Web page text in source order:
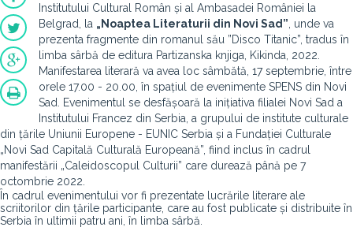
Institutului Cultural Român și al Ambasadei României la
Belgrad, la „Noaptea Literaturii din Novi Sad” , unde va
prezenta fragmente din romanul său ”Disco Titanic”, tradus în
limba sârbă de editura Partizanska knjiga, Kikinda, 2022.
Manifestarea literară va avea loc sâmbătă, 17 septembrie, între
orele 17.00 - 20.00, în spațiul de evenimente SPENS din Novi
Sad. Evenimentul se desfășoară la inițiativa filialei Novi Sad a
Institutului Francez din Serbia, a grupului de institute culturale
din țările Uniunii Europene - EUNIC Serbia și a Fundației Culturale
„Novi Sad Capitală Culturală Europeană”, fiind inclus în cadrul
manifestării „Caleidoscopul Culturii” care durează până pe 7
octombrie 2022.
În cadrul evenimentului vor fi prezentate lucrările literare ale
scriitorilor din țările participante, care au fost publicate și distribuite în
Serbia în ultimii patru ani, în limba sârbă.